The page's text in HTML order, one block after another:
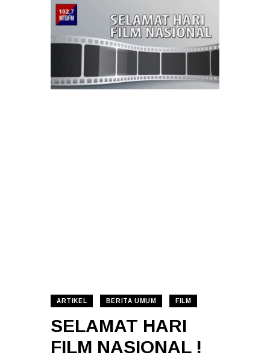
ARTIKEL BERITA UMUM FILM
SELAMAT HARI
FILM NASIONAL !